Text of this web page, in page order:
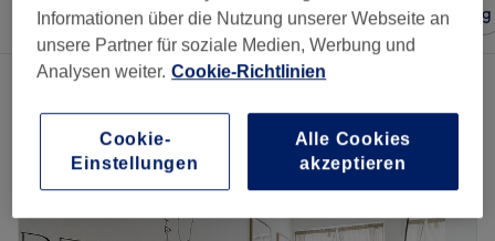
Sortieren nach Salons Expressangebote Bewertung
Ein Salon, der anbietet:
Informationen über die Nutzung unserer Webseite an
unsere Partner für soziale Medien, Werbung und
Analysen weiter. Cookie-Richtlinien
Cookie-
Einstellungen
Alle Cookies
akzeptieren